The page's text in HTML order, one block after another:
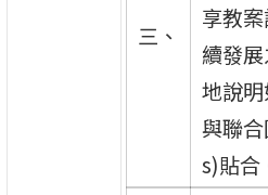
三、
享教
續發
地說
與聯
s)貼合